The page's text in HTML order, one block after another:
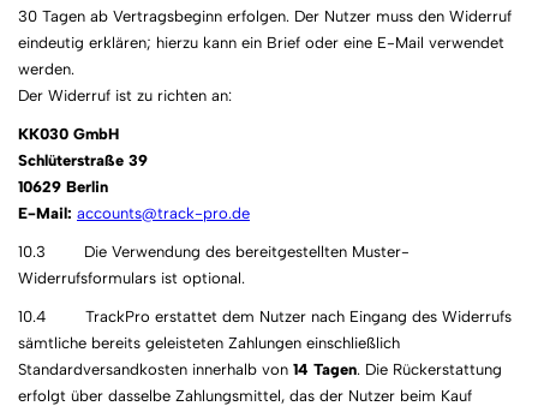
30 Tagen ab Vertragsbeginn erfolgen. Der Nutzer muss den Widerruf
eindeutig erklären; hierzu kann ein Brief oder eine E-Mail verwendet
werden.
Der Widerruf ist zu richten an:
KK030 GmbH
Schlüterstraße 39
10629 Berlin
E-Mail: accounts@track-pro.de
10.3 Die Verwendung des bereitgestellten Muster-
Widerrufsformulars ist optional.
10.4 TrackPro erstattet dem Nutzer nach Eingang des Widerrufs
sämtliche bereits geleisteten Zahlungen einschließlich
Standardversandkosten innerhalb von 14 Tagen. Die Rückerstattung
erfolgt über dasselbe Zahlungsmittel, das der Nutzer beim Kauf